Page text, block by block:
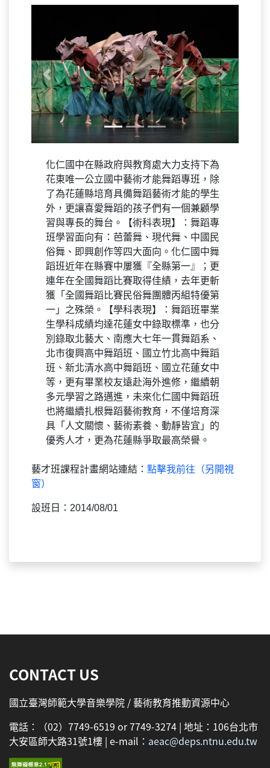
Previous Next
化仁國中在縣政府與教育處大力支持下為
花東唯一公立國中藝術才能舞蹈專班，除
了為花蓮縣培育具備舞蹈藝術才能的學生
外，更讓喜愛舞蹈的孩子們有一個兼顧學
習與專長的舞台。【術科表現】：舞蹈專
班學習面向有：芭蕾舞、現代舞、中國民
俗舞、即興創作等四大面向。化仁國中舞
蹈班近年在縣賽中屢獲『全縣第一』；更
連年在全國舞蹈比賽取得佳績，去年更斬
獲「全國舞蹈比賽民俗舞團體丙組特優第
一」之殊榮。【學科表現】：舞蹈班畢業
生學科成績均達花蓮女中錄取標準，也分
別錄取北藝大、南應大七年一貫舞蹈系、
北市復興高中舞蹈班、國立竹北高中舞蹈
班、新北清水高中舞蹈班、國立花蓮女中
等，更有畢業校友遠赴海外進修，繼續朝
多元學習之路邁進，未來化仁國中舞蹈班
也將繼續扎根舞蹈藝術教育，不僅培育深
具「人文關懷、藝術素養、動靜皆宜」的
優秀人才，更為花蓮縣爭取最高榮譽。
藝才班課程計畫網站連結： 點擊我前往（另開視
窗）
設班日：2014/08/01
CONTACT US
國立臺灣師範大學音樂學院 / 藝術教育推動資源中心
電話：（02）7749-6519 or 7749-3274 | 地址：106台北市
大安區師大路31號1樓 | e-mail： aeac@deps.ntnu.edu.tw